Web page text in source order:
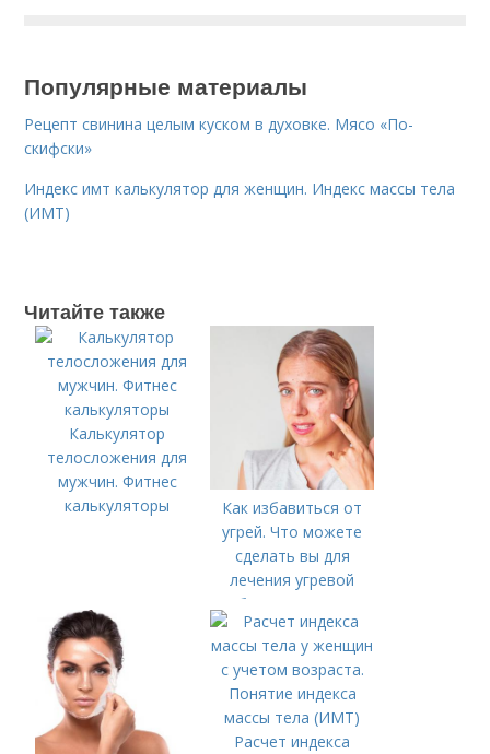
Популярные материалы
Рецепт свинина целым куском в духовке. Мясо «По-
скифски»
Индекс имт калькулятор для женщин. Индекс массы тела
(ИМТ)
Читайте также
Калькулятор
телосложения для
мужчин. Фитнес
калькуляторы
Как избавиться от
угрей. Что можете
сделать вы для
лечения угревой
болезни (акне)
Расчет индекса